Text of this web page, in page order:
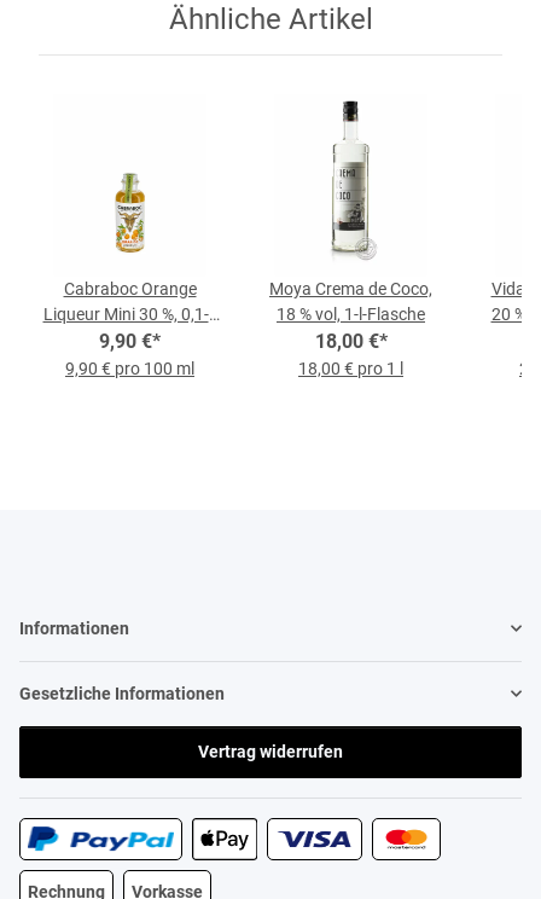
Ähnliche Artikel
Cabraboc Orange
Liqueur Mini 30 %, 0,1-l-
Flasche
9,90 €*
9,90 € pro 100 ml
Moya Crema de Coco,
18 % vol, 1-l-Flasche
18,00 €*
18,00 € pro 1 l
Vidal
20 %
Informationen
Gesetzliche Informationen
Vertrag widerrufen
Rechnung Vorkasse